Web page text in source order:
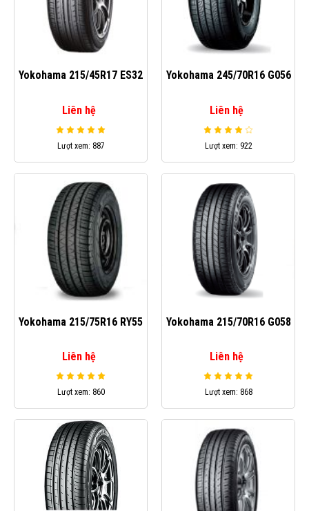
Yokohama 215/45R17 ES32
Liên hệ
Lượt xem: 887
Yokohama 245/70R16 G056
Liên hệ
Lượt xem: 922
Yokohama 215/75R16 RY55
Liên hệ
Lượt xem: 860
Yokohama 215/70R16 G058
Liên hệ
Lượt xem: 868